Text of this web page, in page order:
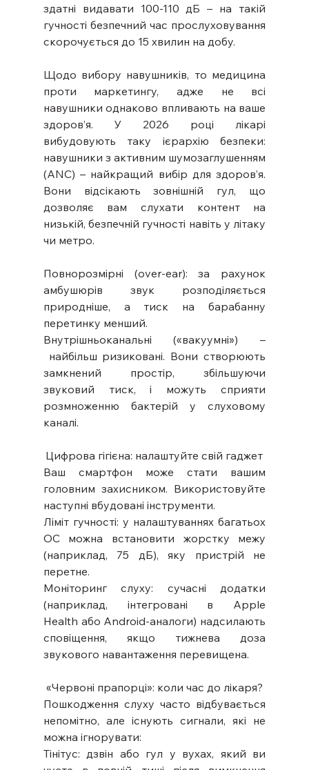
здатні видавати 100-110 дБ – на такій
гучності безпечний час прослуховування
скорочується до 15 хвилин на добу.
Щодо вибору навушників, то медицина
проти маркетингу, адже не всі
навушники однаково впливають на ваше
здоров’я. У 2026 році лікарі
вибудовують таку ієрархію безпеки:
навушники з активним шумозаглушенням
(ANC) – найкращий вибір для здоров’я.
Вони відсікають зовнішній гул, що
дозволяє вам слухати контент на
низькій, безпечній гучності навіть у літаку
чи метро.
Повнорозмірні (оver-ear): за рахунок
амбушюрів звук розподіляється
природніше, а тиск на барабанну
перетинку менший.
Внутрішньоканальні («вакуумні») –
найбільш ризиковані. Вони створюють
замкнений простір, збільшуючи
звуковий тиск, і можуть сприяти
розмноженню бактерій у слуховому
каналі.
Цифрова гігієна: налаштуйте свій гаджет
Ваш смартфон може стати вашим
головним захисником. Використовуйте
наступні вбудовані інструменти.
Ліміт гучності: у налаштуваннях багатьох
ОС можна встановити жорстку межу
(наприклад, 75 дБ), яку пристрій не
перетне.
Моніторинг слуху: сучасні додатки
(наприклад, інтегровані в Apple
Health або Android-аналоги) надсилають
сповіщення, якщо тижнева доза
звукового навантаження перевищена.
«Червоні прапорці»: коли час до лікаря?
Пошкодження слуху часто відбувається
непомітно, але існують сигнали, які не
можна ігнорувати:
Тінітус: дзвін або гул у вухах, який ви